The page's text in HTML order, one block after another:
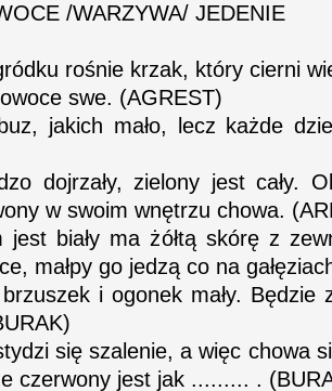
/WARZYWA/ JEDENIE
rośnie krzak, który cierni
swe. (AGREST)
jakich mało, lecz każde
dojrzały, zielony jest cały.
w swoim wnętrzu chowa.
jest biały ma żółtą skórę z
małpy go jedzą co na
i ogonek mały. Będzie
się szalenie, a więc chowa
czerwony jest jak ......... .